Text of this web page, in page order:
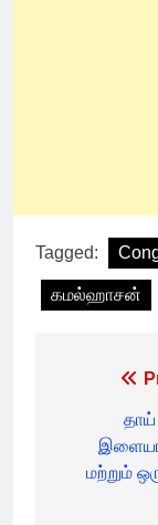
Tagged:
கமல்ஹாசன்
தாய்
மற்றும்